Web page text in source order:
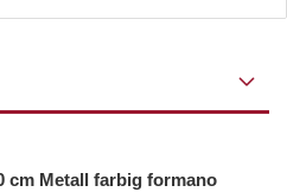
cm Metall farbig formano